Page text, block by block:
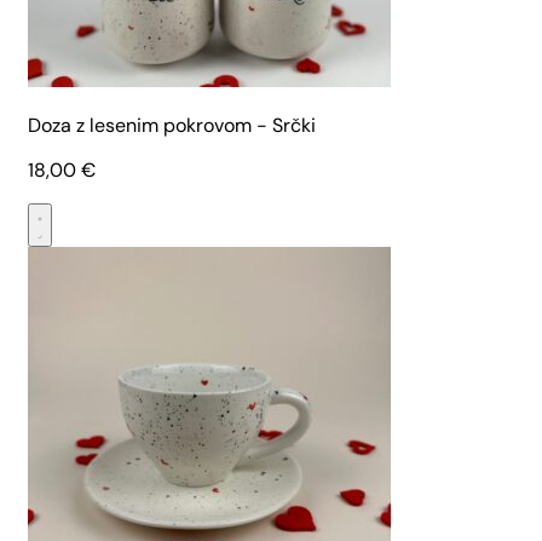
Doza z lesenim pokrovom - Srčki
18,00€